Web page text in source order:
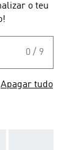
o teu
0 / 9
Apagar tudo